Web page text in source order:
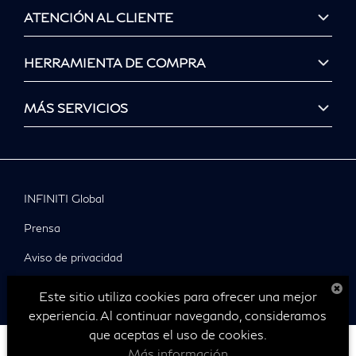
ATENCIÓN AL CLIENTE
HERRAMIENTA DE COMPRA
MÁS SERVICIOS
INFINITI Global
Prensa
Aviso de privacidad
Este sitio utiliza cookies para ofrecer una mejor
experiencia. Al continuar navegando, consideramos
que aceptas el uso de cookies.